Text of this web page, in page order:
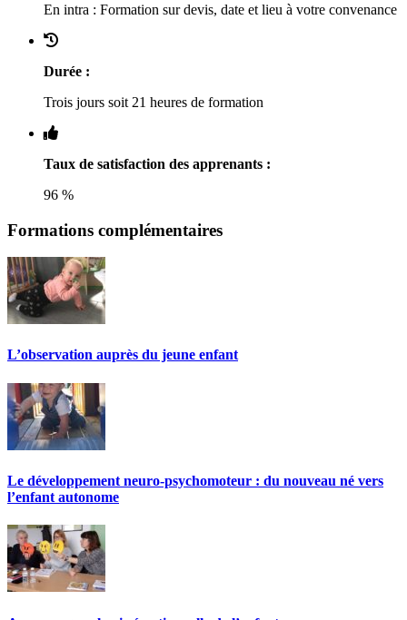
En intra : Formation sur devis, date et lieu à votre convenance
Durée :
Trois jours soit 21 heures de formation
Taux de satisfaction des apprenants :
96 %
Formations complémentaires
L’observation auprès du jeune enfant
Le développement neuro-psychomoteur : du nouveau né vers
l’enfant autonome